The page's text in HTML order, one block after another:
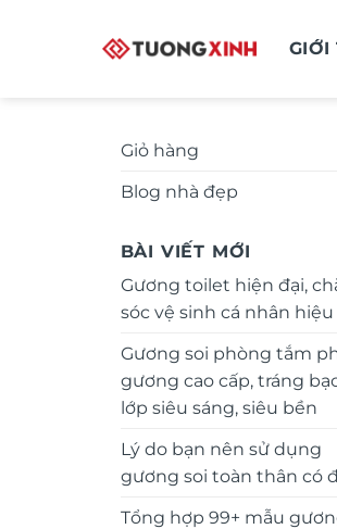
GIỚI
Giỏ hàng
Blog nhà đẹp
BÀI VIẾT MỚI
Gương toilet hiện đại,
sóc vệ sinh cá nhân
Gương soi phòng tắm
gương cao cấp, tráng
lớp siêu sáng, siêu bền
Lý do bạn nên sử dụng
gương soi toàn thân có
Tổng hợp 99+ mẫu